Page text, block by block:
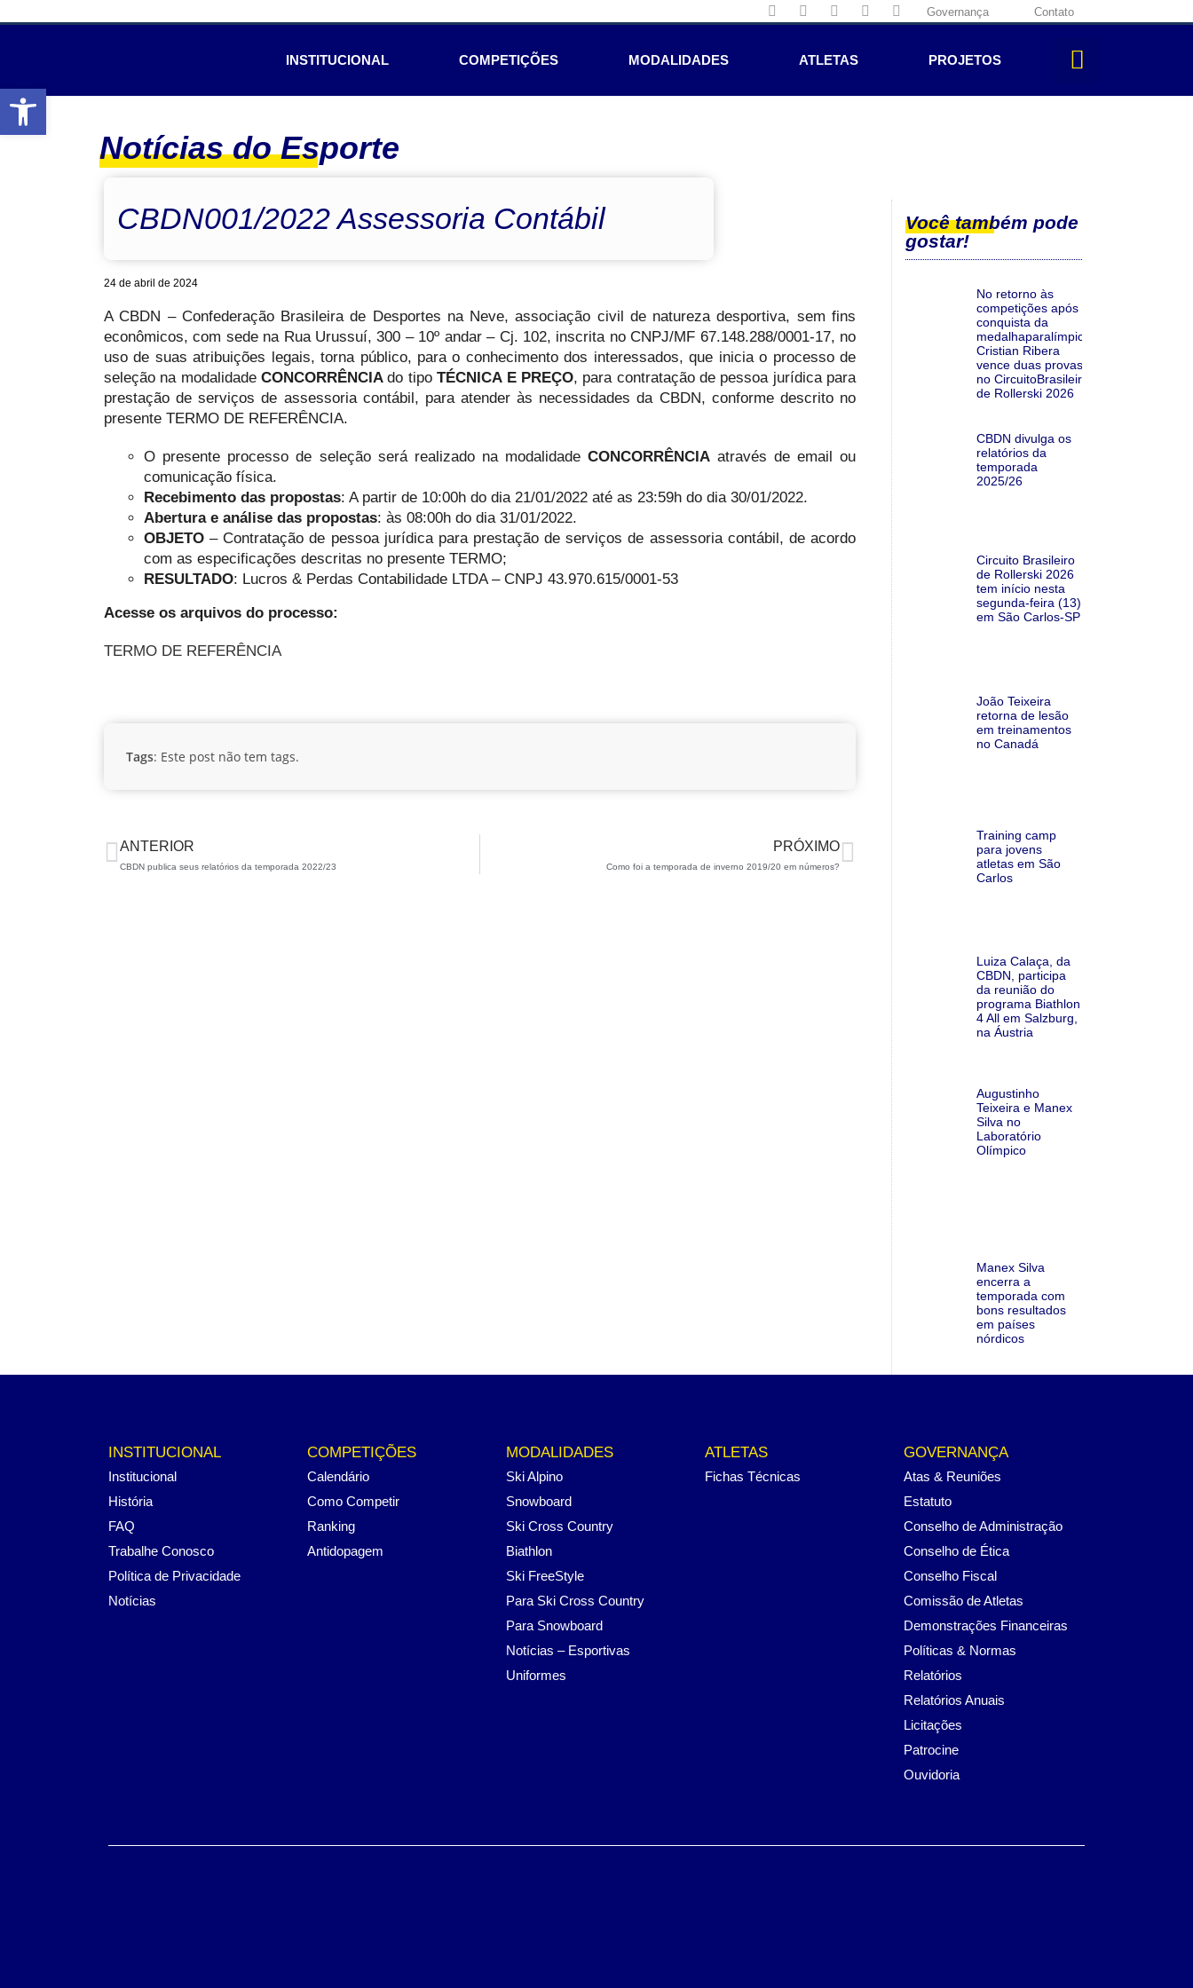
Abrir a barra de ferramentas
Governança Contato
INSTITUCIONAL COMPETIÇÕES MODALIDADES ATLETAS PROJETOS
Notícias do Esporte
CBDN001/2022 Assessoria Contábil
24 de abril de 2024
A CBDN – Confederação Brasileira de Desportes na Neve, associação civil de natureza desportiva, sem fins
econômicos, com sede na Rua Urussuí, 300 – 10º andar – Cj. 102, inscrita no CNPJ/MF 67.148.288/0001-17, no
uso de suas atribuições legais, torna público, para o conhecimento dos interessados, que inicia o processo de
seleção na modalidadeCONCORRÊNCIAdo tipoTÉCNICA E PREÇO, para contratação de pessoa jurídica para
prestação de serviços de assessoria contábil, para atender às necessidades da CBDN, conforme descrito no
presente TERMO DE REFERÊNCIA.
O presente processo de seleção será realizado na modalidadeCONCORRÊNCIA através de email ou
comunicação física.
Recebimento das propostas: A partir de 10:00h do dia 21/01/2022 até as 23:59h do dia 30/01/2022.
Abertura e análise das propostas: às 08:00h do dia 31/01/2022.
OBJETO – Contratação de pessoa jurídica para prestação de serviços de assessoria contábil, de acordo
com as especificações descritas no presente TERMO;
RESULTADO: Lucros & Perdas Contabilidade LTDA – CNPJ 43.970.615/0001-53
Acesse os arquivos do processo:
TERMO DE REFERÊNCIA
Tags: Este post não tem tags.
ANTERIOR
CBDN publica seus relatórios da temporada 2022/23
PRÓXIMO
Como foi a temporada de inverno 2019/20 em números?
Você também pode
gostar!
No retorno às
competições após a
conquista da
medalhaparalímpica,
Cristian Ribera
vence duas provas
no CircuitoBrasileiro
de Rollerski 2026
CBDN divulga os
relatórios da
temporada
2025/26
Circuito Brasileiro
de Rollerski 2026
tem início nesta
segunda-feira (13)
em São Carlos-SP
João Teixeira
retorna de lesão
em treinamentos
no Canadá
Training camp
para jovens
atletas em São
Carlos
Luiza Calaça, da
CBDN, participa
da reunião do
programa Biathlon
4 All em Salzburg,
na Áustria
Augustinho
Teixeira e Manex
Silva no
Laboratório
Olímpico
Manex Silva
encerra a
temporada com
bons resultados
em países
nórdicos
INSTITUCIONAL
Institucional
História
FAQ
Trabalhe Conosco
Política de Privacidade
Notícias
COMPETIÇÕES
Calendário
Como Competir
Ranking
Antidopagem
MODALIDADES
Ski Alpino
Snowboard
Ski Cross Country
Biathlon
Ski FreeStyle
Para Ski Cross Country
Para Snowboard
Notícias – Esportivas
Uniformes
ATLETAS
Fichas Técnicas
GOVERNANÇA
Atas & Reuniões
Estatuto
Conselho de Administração
Conselho de Ética
Conselho Fiscal
Comissão de Atletas
Demonstrações Financeiras
Políticas & Normas
Relatórios
Relatórios Anuais
Licitações
Patrocine
Ouvidoria